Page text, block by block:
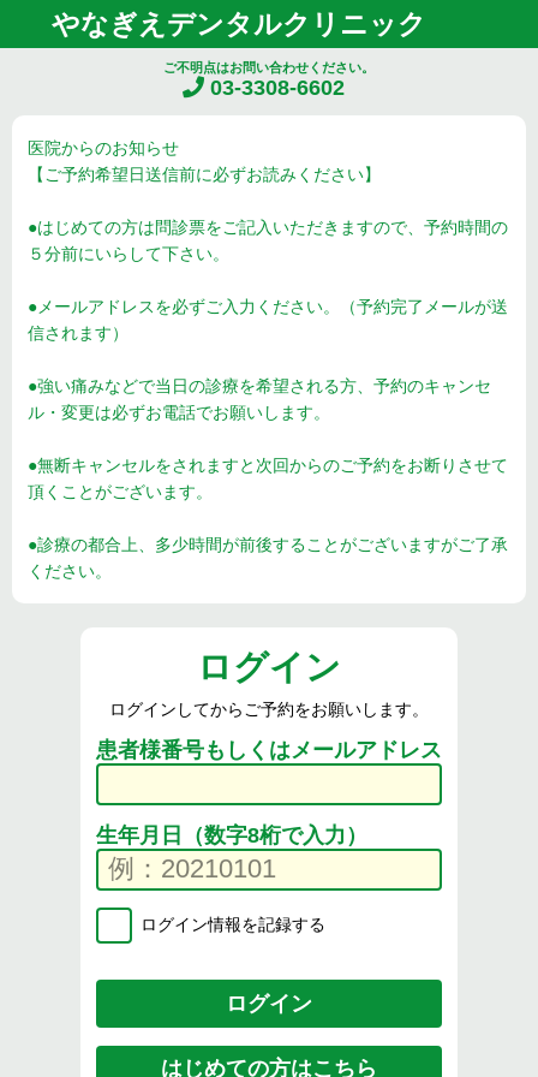
やなぎえデンタルクリニック
ご不明点はお問い合わせください。
03-3308-6602
医院からのお知らせ
【ご予約希望日送信前に必ずお読みください】
●はじめての方は問診票をご記入いただきますので、予約時間の
５分前にいらして下さい。
●メールアドレスを必ずご入力ください。（予約完了メールが送
信されます）
●強い痛みなどで当日の診療を希望される方、予約のキャンセ
ル・変更は必ずお電話でお願いします。
●無断キャンセルをされますと次回からのご予約をお断りさせて
頂くことがございます。
●診療の都合上、多少時間が前後することがございますがご了承
ください。
ログイン
ログインしてからご予約をお願いします。
患者様番号もしくはメールアドレス
生年月日（数字8桁で入力）
ログイン情報を記録する
はじめての方はこちら